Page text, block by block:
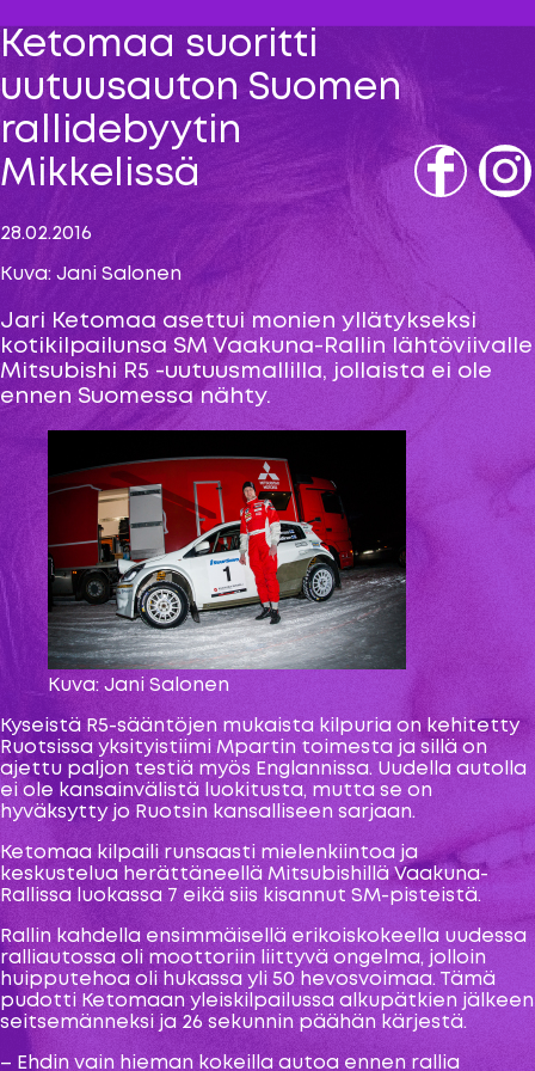
IG
Ketomaa suoritti
uutuusauton Suomen
rallidebyytin
Mikkelissä
28.02.2016
Kuva: Jani Salonen
Jari Ketomaa asettui monien yllätykseksi
kotikilpailunsa SM Vaakuna-Rallin lähtöviivalle
Mitsubishi R5 -uutuusmallilla, jollaista ei ole
ennen Suomessa nähty.
Kuva: Jani Salonen
Kyseistä R5-sääntöjen mukaista kilpuria on kehitetty
Ruotsissa yksityistiimi Mpartin toimesta ja sillä on
ajettu paljon testiä myös Englannissa. Uudella autolla
ei ole kansainvälistä luokitusta, mutta se on
hyväksytty jo Ruotsin kansalliseen sarjaan.
Ketomaa kilpaili runsaasti mielenkiintoa ja
keskustelua herättäneellä Mitsubishillä Vaakuna-
Rallissa luokassa 7 eikä siis kisannut SM-pisteistä.
Rallin kahdella ensimmäisellä erikoiskokeella uudessa
ralliautossa oli moottoriin liittyvä ongelma, jolloin
huipputehoa oli hukassa yli 50 hevosvoimaa. Tämä
pudotti Ketomaan yleiskilpailussa alkupätkien jälkeen
seitsemänneksi ja 26 sekunnin päähän kärjestä.
– Ehdin vain hieman kokeilla autoa ennen rallia